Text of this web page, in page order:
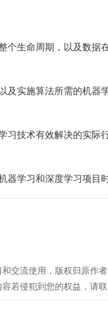
个生命周期，以及数据
及实施算法所需的机器
技术有效解决的实际行
器学习和深度学习项目
交流使用，版权归原作
若侵犯到您的权益，请